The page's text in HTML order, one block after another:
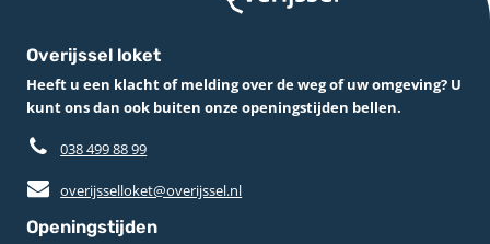
Overijssel loket
Heeft u een klacht of melding over de weg of uw omgeving? U
kunt ons dan ook buiten onze openingstijden bellen.
038 499 88 99
overijsselloket@overijssel.nl
Openingstijden